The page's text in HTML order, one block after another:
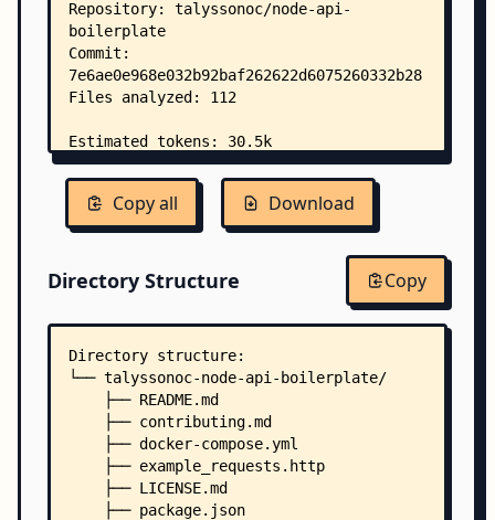
Copy all Download
Directory Structure Copy
Directory structure:
└── talyssonoc-node-api-boilerplate/
    ├── README.md
    ├── contributing.md
    ├── docker-compose.yml
    ├── example_requests.http
    ├── LICENSE.md
    ├── package.json